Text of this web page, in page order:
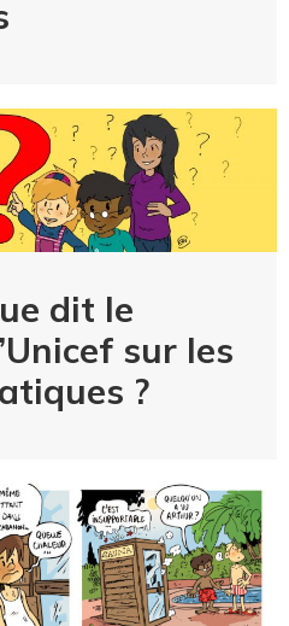
dit le
sur les
?